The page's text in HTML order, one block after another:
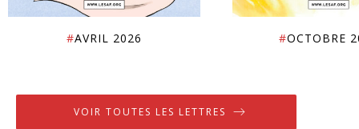
#AVRIL 2026 #OCTOBRE
VOIR TOUTES LES LETTRES